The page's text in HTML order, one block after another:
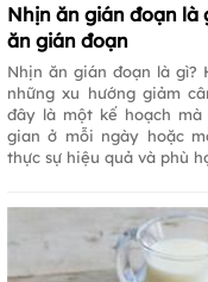
Nhịn ăn gián đoạn là
ăn gián đoạn
Nhịn ăn gián đoạn là gì?
những xu hướng giảm
đây là một kế hoạch
gian ở mỗi ngày hoặc
thực sự hiệu quả và phù